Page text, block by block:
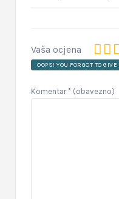
Vaša ocjena
OOPS! YOU FORGOT TO
Komentar* (obavezno)